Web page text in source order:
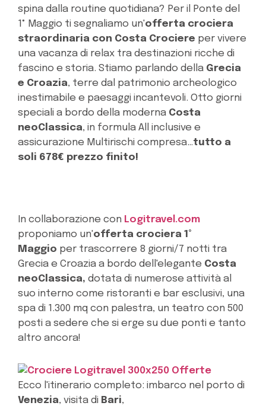
spina dalla routine quotidiana? Per il Ponte del
1° Maggio ti segnaliamo un'offerta crociera
straordinaria con Costa Crociere per vivere
una vacanza di relax tra destinazioni ricche di
fascino e storia. Stiamo parlando della Grecia
e Croazia, terre dal patrimonio archeologico
inestimabile e paesaggi incantevoli. Otto giorni
speciali a bordo della moderna Costa
neoClassica, in formula All inclusive e
assicurazione Multirischi compresa…tutto a
soli 678€ prezzo finito!
In collaborazione con Logitravel.com
proponiamo un'offerta crociera 1°
Maggio per trascorrere 8 giorni/7 notti tra
Grecia e Croazia a bordo dell'elegante Costa
neoClassica, dotata di numerose attività al
suo interno come ristoranti e bar esclusivi, una
spa di 1.300 mq con palestra, un teatro con 500
posti a sedere che si erge su due ponti e tanto
altro ancora!
Ecco l'itinerario completo: imbarco nel porto di
Venezia, visita di Bari,